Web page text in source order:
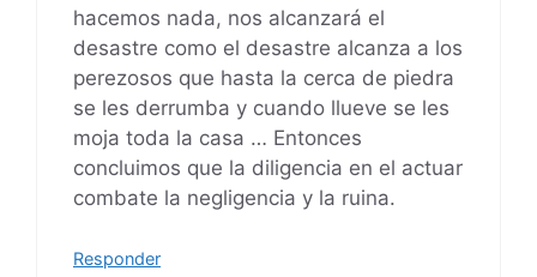
hacemos nada, nos alcanzará el
desastre como el desastre alcanza a los
perezosos que hasta la cerca de piedra
se les derrumba y cuando llueve se les
moja toda la casa … Entonces
concluimos que la diligencia en el actuar
combate la negligencia y la ruina.
Responder